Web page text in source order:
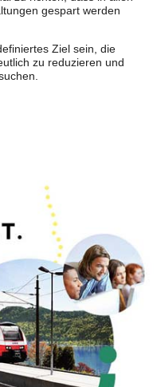
gespart werden
Ziel sein, die
zu reduzieren und